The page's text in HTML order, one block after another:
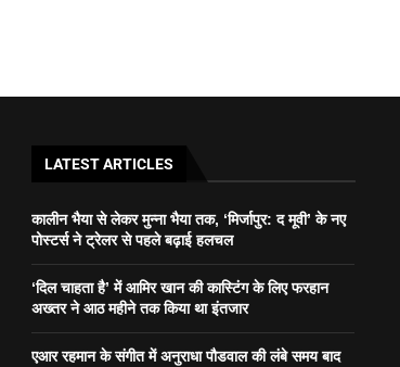
LATEST ARTICLES
कालीन भैया से लेकर मुन्ना भैया तक, ‘मिर्जापुर: द मूवी’ के नए
पोस्टर्स ने ट्रेलर से पहले बढ़ाई हलचल
‘दिल चाहता है’ में आमिर खान की कास्टिंग के लिए फरहान
अख्तर ने आठ महीने तक किया था इंतजार
एआर रहमान के संगीत में अनुराधा पौडवाल की लंबे समय बाद